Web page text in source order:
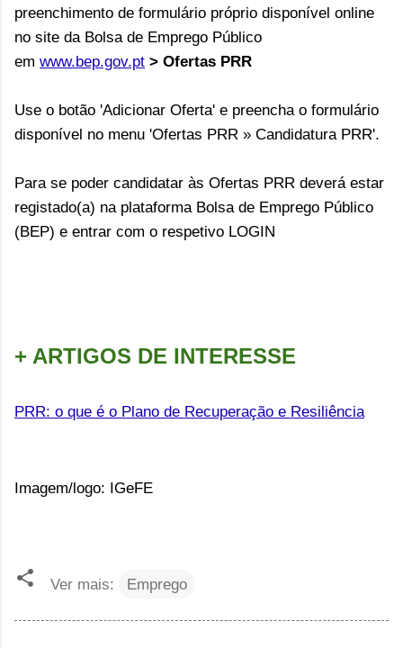
preenchimento de formulário próprio disponível online
no site da Bolsa de Emprego Público
em www.bep.gov.pt > Ofertas PRR
Use o botão 'Adicionar Oferta' e preencha o formulário
disponível no menu 'Ofertas PRR » Candidatura PRR'.
Para se poder candidatar às Ofertas PRR deverá estar
registado(a) na plataforma Bolsa de Emprego Público
(BEP) e entrar com o respetivo LOGIN
+ ARTIGOS DE INTERESSE
PRR: o que é o Plano de Recuperação e Resiliência
Imagem/logo: IGeFE
Ver mais: Emprego